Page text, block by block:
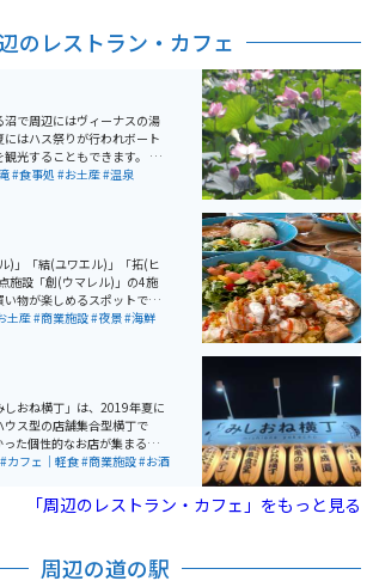
のレストラン・カフェ
で周辺にはヴィーナスの湯
はハス祭りが行われボート
光することもできます。 他
物産館にアスレチックやロ
風車が目印の長沼フートピ
ラソンという登米市の特産
ン大会も開かれます。
#食事処 #お土産#温泉
)」「結(ユワエル)」「拓(ヒ
施設「創(ウマレル)」の4施
物が楽しめるスポットで
メを楽しむのはもちろん、
土産などもあります。 施設
潮風を感じながら、間近に
ければ、漁師さんに会うこ
土産#商業施設#夜景#海鮮
おね横丁」は、2019年夏に
ス型の店舗集合型横丁で
た個性的なお店が集まる場
に人気を集めています。 み
、朝食を提供する店舗など、
っています。気仙沼魚市場の
ることをおすすめします。
#カフェ｜軽食#商業施設#お酒
「周辺のレストラン・カフェ」をもっと見る
周辺の道の駅